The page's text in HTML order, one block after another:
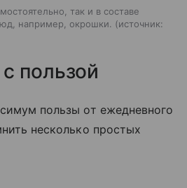
так и в составе
например, окрошки.
источник:
пользой
пользы от ежедневного
несколько простых